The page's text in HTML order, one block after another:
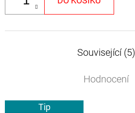
Související (5)
Hodnocení
Tip